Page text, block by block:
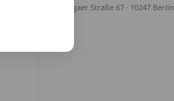
Rigaer Straße 67 · 10247 Berlin